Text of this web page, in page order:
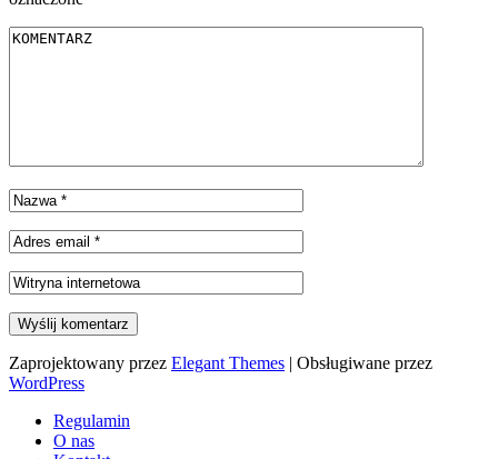
Zaprojektowany przez Elegant Themes | Obsługiwane przez
WordPress
Regulamin
O nas